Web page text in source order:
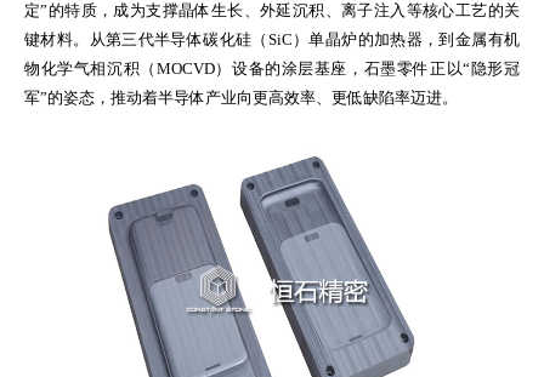
定”的特质，成为支撑晶体生长、外延沉积、离子注入等核心工艺的关
键材料。从第三代半导体碳化硅（SiC）单晶炉的加热器，到金属有机
物化学气相沉积（MOCVD）设备的涂层基座，石墨零件正以“隐形冠
军”的姿态，推动着半导体产业向更高效率、更低缺陷率迈进。